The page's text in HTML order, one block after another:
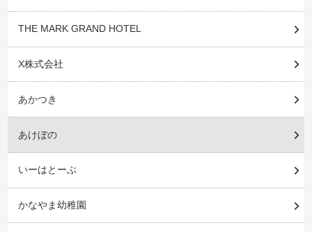
THE MARK GRAND HOTEL
X株式会社
あかつき
あけぼの
いーはとーぶ
かなやま幼稚園